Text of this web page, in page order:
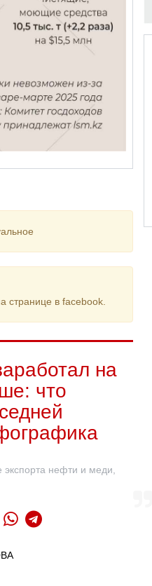
странице в facebook.
на
что
нефти и меди,